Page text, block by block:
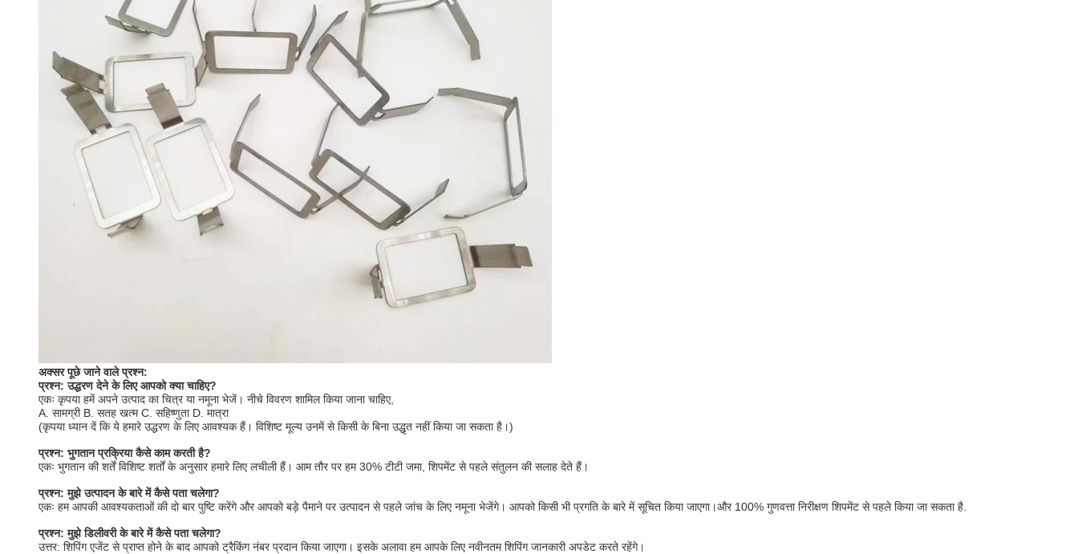
अक्सर पूछे जाने वाले प्रश्न:
प्रश्न: उद्धरण देने के लिए आपको क्या चाहिए?
एकः कृपया हमें अपने उत्पाद का चित्र या नमूना भेजें। नीचे विवरण शामिल किया जाना चाहिए,
A. सामग्री B. सतह खत्म C. सहिष्णुता D. मात्रा
(कृपया ध्यान दें कि ये हमारे उद्धरण के लिए आवश्यक हैं। विशिष्ट मूल्य उनमें से किसी के बिना उद्धृत नहीं किया जा सकता है।)
प्रश्न: भुगतान प्रक्रिया कैसे काम करती है?
एकः भुगतान की शर्तें विशिष्ट शर्तों के अनुसार हमारे लिए लचीली हैं। आम तौर पर हम 30% टीटी जमा, शिपमेंट से पहले संतुलन की सलाह देते हैं।
प्रश्न: मुझे उत्पादन के बारे में कैसे पता चलेगा?
एकः हम आपकी आवश्यकताओं की दो बार पुष्टि करेंगे और आपको बड़े पैमाने पर उत्पादन से पहले जांच के लिए नमूना भेजेंगे। आपको किसी भी प्रगति के बारे में सूचित किया जाएगा।और 100% गुणवत्ता निरीक्षण शिपमेंट से पहले किया जा सकता है.
प्रश्न: मुझे डिलीवरी के बारे में कैसे पता चलेगा?
उत्तर: शिपिंग एजेंट से प्राप्त होने के बाद आपको ट्रैकिंग नंबर प्रदान किया जाएगा। इसके अलावा हम आपके लिए नवीनतम शिपिंग जानकारी अपडेट करते रहेंगे।